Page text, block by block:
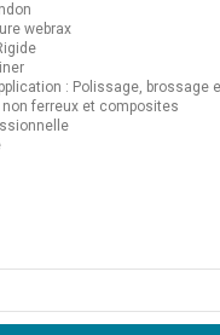
webrax
: Polissage, brossage
ferreux et composites